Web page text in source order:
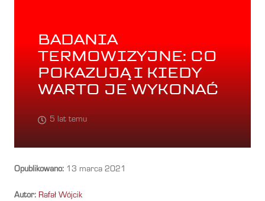
BADANIA
TERMOWIZYJNE: CO
POKAZUJĄ I KIEDY
WARTO JE WYKONAĆ
5 lat temu
Opublikowano: 13 marca 2021
Autor: Rafał Wójcik